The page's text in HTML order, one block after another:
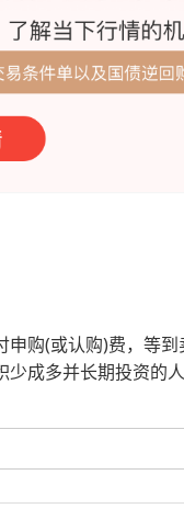
购(或认购)费，等
成多并长期投资的人